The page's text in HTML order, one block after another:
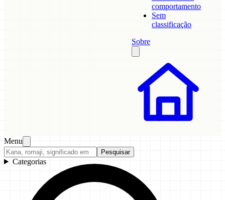
comportamento
Sem
classificação
Sobre
Menu
Pesquisar
Categorias